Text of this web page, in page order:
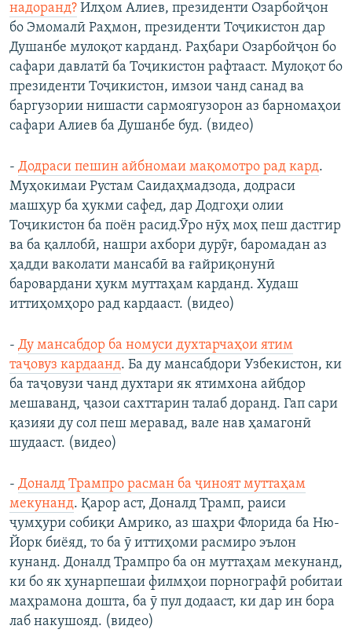
надоранд? ​Илҳом Алиев, президенти Озарбойҷон
бо Эмомалӣ Раҳмон, президенти Тоҷикистон дар
Душанбе мулоқот карданд. Раҳбари Озарбойҷон бо
сафари давлатӣ ба Тоҷикистон рафтааст. Мулоқот бо
президенти Тоҷикистон, имзои чанд санад ва
баргузории нишасти сармоягузорон аз барномаҳои
сафари Алиев ба Душанбе буд. (видео)
- Додраси пешин айбномаи мақомотро рад кард.
Муҳокимаи Рустам Саидаҳмадзода, додраси
машҳур ба ҳукми сафед, дар Додгоҳи олии
Тоҷикистон ба поён расид.Ӯро нӯҳ моҳ пеш дастгир
ва ба қаллобӣ, нашри ахбори дурӯғ, баромадан аз
ҳадди ваколати мансабӣ ва ғайриқонунӣ
баровардани ҳукм муттаҳам карданд. Худаш
иттиҳомҳоро рад кардааст. (видео)
- ​ Ду мансабдор ба номуси духтарчаҳои ятим
таҷовуз кардаанд.​ Ба ду мансабдори Узбекистон, ки
ба таҷовузи чанд духтари як ятимхона айбдор
мешаванд, ҷазои сахттарин талаб доранд. Гап сари
қазияи ду сол пеш меравад, вале нав ҳамагонӣ
шудааст. (видео)
- Доналд Трампро расман ба ҷиноят муттаҳам
мекунанд.​ Қарор аст, Доналд Трамп, раиси
ҷумҳури собиқи Амрико, аз шаҳри Флорида ба Ню-
Йорк биёяд, то ба ӯ иттиҳоми расмиро эълон
кунанд. Доналд Трампро ба он муттаҳам мекунанд,
ки бо як ҳунарпешаи филмҳои порнографӣ робитаи
маҳрамона дошта, ба ӯ пул додааст, ки дар ин бора
лаб накушояд. (видео)